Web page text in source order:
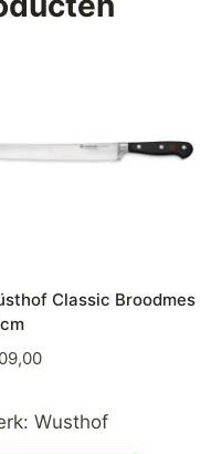
Classic Broodmes
Wusthof